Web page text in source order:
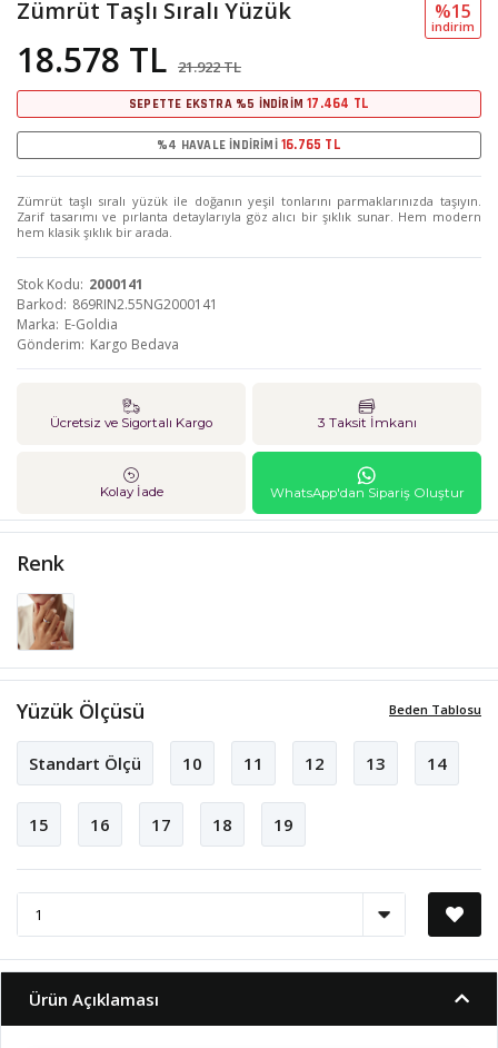
Zümrüt Taşlı Sıralı Yüzük
18.578 TL 21.922 TL
%15
i̇ndi̇ri̇m
SEPETTE EKSTRA %5 İNDİRİM17.464 TL
%4 HAVALE İNDİRİMİ 16.765 TL
Zümrüt taşlı sıralı yüzük ile doğanın yeşil tonlarını parmaklarınızda taşıyın.
Zarif tasarımı ve pırlanta detaylarıyla göz alıcı bir şıklık sunar. Hem modern
hem klasik şıklık bir arada.
Stok Kodu 2000141
Barkod 869RIN2.55NG2000141
Marka E-Goldia
Gönderim Kargo Bedava
Ücretsiz ve Sigortalı Kargo 3 Taksit İmkanı
Kolay İade WhatsApp'dan Sipariş Oluştur
Renk
Beden Tablosu
Yüzük Ölçüsü
Standart Ölçü 10 11 12 13 14
15 16 17 18 19
Ürün Açıklaması